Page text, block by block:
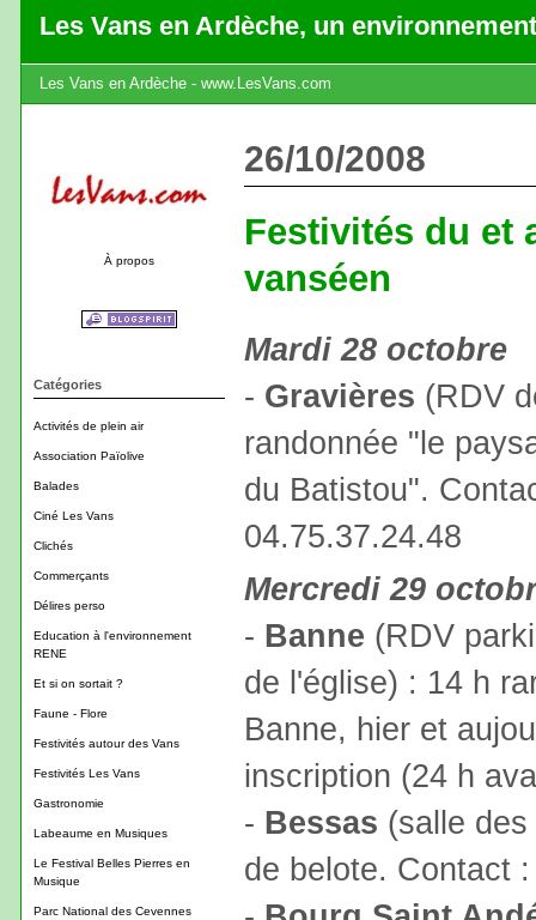
Les Vans en Ardèche, un
Les Vans en Ardèche - www.LesVans.com
À propos
Catégories
Activités de plein air
Association Païolive
Balades
Ciné Les Vans
Clichés
Commerçants
Délires perso
Education à l'environnement
RENE
Et si on sortait ?
Faune - Flore
Festivités autour des Vans
Festivités Les Vans
Gastronomie
Labeaume en Musiques
Le Festival Belles Pierres en
Musique
Parc National des Cevennes
26/10/2008
Festivités du et
vanséen
Mardi 28 octobre
- Gravières (RDV
randonnée "le
du Batistou".
04.75.37.24.48
Mercredi 29
- Banne (RDV
de l'église) : 14 h
Banne, hier et
inscription (24 h
- Bessas (salle
de belote. Contact